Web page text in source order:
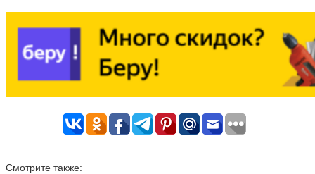
Смотрите также: